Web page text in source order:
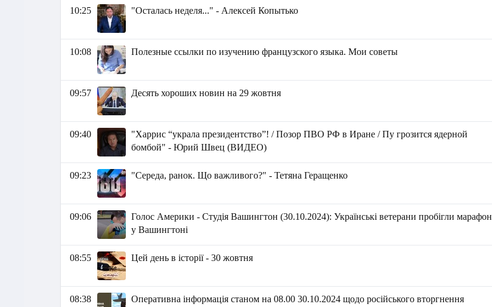
10:25 "Осталась неделя..." - Алексей Копытько
10:08 Полезные ссылки по изучению французского языка. Мои советы
09:57 Десять хороших новин на 29 жовтня
09:40
"Харрис “украла президентство”! / Позор ПВО РФ в Иране / Пу грозится ядерной
бомбой" - Юрий Швец (ВИДЕО)
09:23 "Середа, ранок. Що важливого?" - Тетяна Геращенко
09:06
Голос Америки - Студія Вашингтон (30.10.2024): Українські ветерани пробігли марафон
у Вашингтоні
08:55 Цей день в історії - 30 жовтня
08:38 Оперативна інформація станом на 08.00 30.10.2024 щодо російського вторгнення